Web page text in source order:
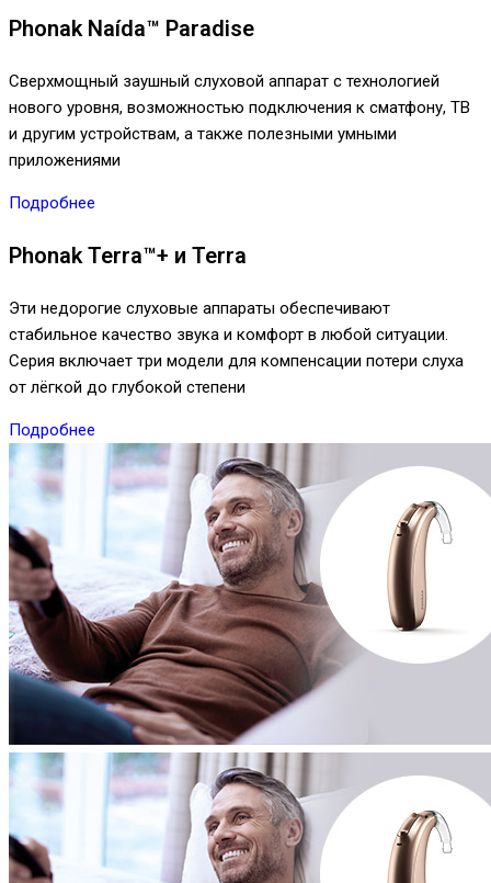
Phonak Naída™ Paradise
Сверхмощный заушный слуховой аппарат с технологией
нового уровня, возможностью подключения к сматфону, ТВ
и другим устройствам, а также полезными умными
приложениями
Подробнее
Phonak Terra™+ и Terra
Эти недорогие слуховые аппараты обеспечивают
стабильное качество звука и комфорт в любой ситуации.
Серия включает три модели для компенсации потери слуха
от лёгкой до глубокой степени
Подробнее